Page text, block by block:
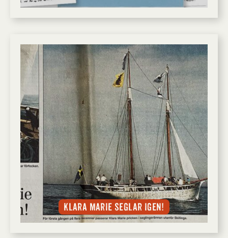
Klara Marie seglar igen!